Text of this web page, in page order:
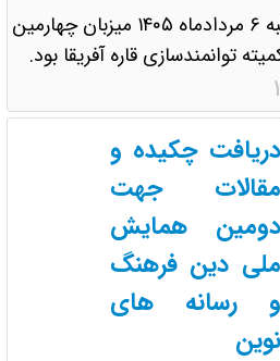
دانشگاه ملی مهارت سه‌شنبه ۶ مردادماه ١۴٠۵ میزبان چهارمین
توانمندسازی قاره آفریقا بود.
دریافت چکیده و
مقالات جهت
دومین همایش
ملی دین فرهنگ
و رسانه های
نوین